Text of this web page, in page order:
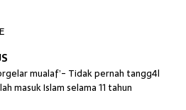
mualaf’- Tidak pernah tangg4l
masuk Islam selama 11 tahun